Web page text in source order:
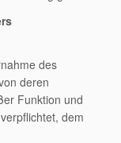
des
deren
Funktion und
dem